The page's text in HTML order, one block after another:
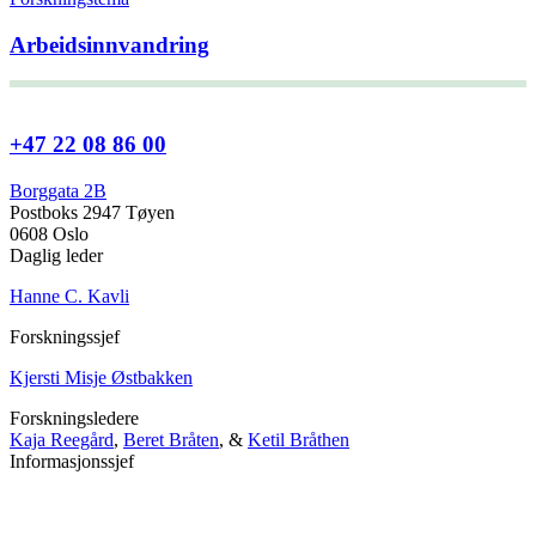
Arbeidsinnvandring
+47 22 08 86 00
Borggata 2B
Postboks 2947 Tøyen
0608 Oslo
Daglig leder
Hanne C. Kavli
Forskningssjef
Kjersti Misje Østbakken
Forskningsledere
Kaja Reegård, Beret Bråten, & Ketil Bråthen
Informasjonssjef